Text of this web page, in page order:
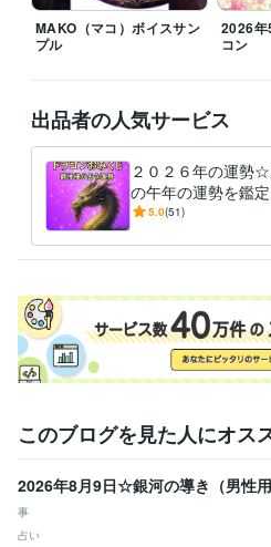
主婦業のスキマにいつでも対応可能で
『心のままに生きること』決してわが
【お電話はご予約となります。
DMなどで日時ご相談下さいます様お願
【家事都合により時間などのご協力を頂
♡ご依頼下さいました順に対応致しま
私の準備が整いましたら、鑑定・ヒー
ます。
何卒よろしくお願い致します。
おかげさまで本年３月で5周年目をむ
皆様に感謝です(ㅅ´꒳` )
経験職種
営業 / 営業事務・アシスタント 経験
受賞歴
双子ちゃんを出産したで賞 東日本大
ラ　シルバーランク ココナラ　ブロ
ココナ
ココナラシルバーランク帰って来ました
MAKO（マコ）ボイスサン
プル
2026年
コン
出品者の人気サービス
２０２６年の運勢
の午年の運勢を鑑
ＤＲＡＧＯＮおみ
運勢☆】
5.0(51)
このブログを見た人にオス
2026年8月9日☆銀河の導き（男性用
事
占い